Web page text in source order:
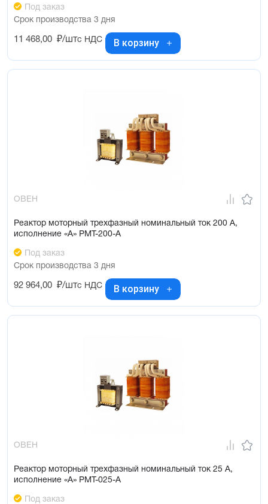
Под заказ
Срок производства 3 дня
11 468,00 ₽/штс НДС В корзину
ОВЕН
Реактор моторный трехфазный номинальный ток 200 А,
исполнение «А» РМТ-200-А
Под заказ
Срок производства 3 дня
92 964,00 ₽/штс НДС В корзину
ОВЕН
Реактор моторный трехфазный номинальный ток 25 А,
исполнение «А» РМТ-025-А
Под заказ